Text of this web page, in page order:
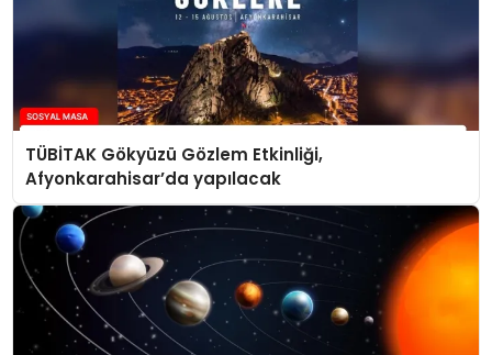
TÜBİTAK Gökyüzü Gözlem Etkinliği,
Afyonkarahisar’da yapılacak